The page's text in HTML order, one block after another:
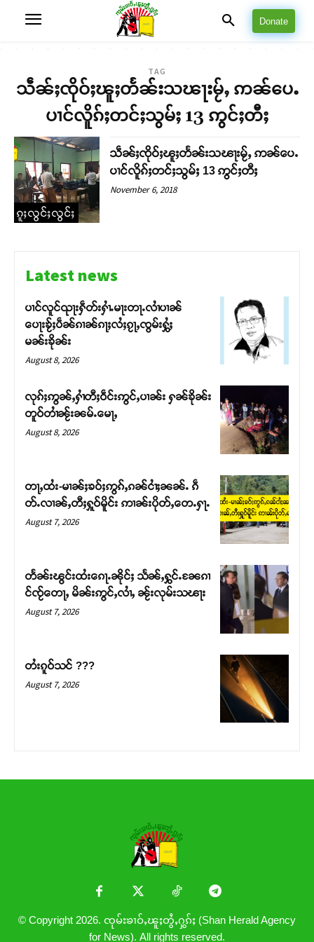
Support SHAN
တ်ႇ တူဝ်ႈလုမ်ႈၾႃႉၼၼ်ႉ ၶဝ်ႈႁူမ်ႈၵမ်ႉထႅမ် ၸုမ်းၶၢ
ဝ်ႇၽူႈတွႆႇႁွၵ်ႈ လႆႈယူႇၶႃႈဢေႃႈ။
Donate
TAG
သဵၼ်ႈၸိုဝ်ႈၽူႈတႅၼ်းသၽႃးမႂ်ႇ ဢၼ်ပေႉ
ပၢင်လိူၵ်ႈတင်ႈသွမ်ႈ 13 ဢွင်ႈတီႈ
ၵူႈလွင်ႈလွင်ႈ
သဵၼ်ႈၸိုဝ်ႈၽူႈတႅၼ်းသၽႃးမႂ်ႇ ဢၼ်ပေႉ
ပၢင်လိူၵ်ႈတင်ႈသွမ်ႈ 13 ဢွင်ႈတီႈ
November 6, 2018
Latest news
ပၢင်လူင်ၺႃးႁဵတ်းႁၢႆႉမႃးတႃႉလၢႆပၢၼ် ​​
ပေႃးၶႂ်ႈပဵၼ်ၵၢၼ်ၵႃႈလႆႈၵႂႃႇၸွမ်းႁွႆႈ
မၼ်းၶိုၼ်း
August 8, 2026
လုၵ်ႈဢွၼ်ႇႁၢႆတီႈဝဵင်းဢွင်ႇပၢၼ်း ႁၼ်ၶိုၼ်း
တူဝ်တၢႆၼႂ်းၼမ်ႉမေႃႇ
August 8, 2026
တႃႇထႆး-မၢၼ်ႈၶဝ်ႈဢွၵ်ႇၵၼ်ငၢႆႈၼၼ်ႉ ၵဵ
တ်ႉလၢၼ်ႇတီႈႁူဝ်မိူင်း ဢၢၼ်းပိုတ်ႇတေႉႁႃႉ
August 7, 2026
တႅၼ်းၽွင်းထႆးၵေႃႉၼိုင်ႈ သႅၼ်ႇႁွင်ႉၼႄၵၢ
င်ၸႂ်တေႃႇ မိၼ်းဢွင်ႇလၢႆႇ ၼႂ်းလုမ်းသၽႃး
August 7, 2026
တႆးၵူဝ်သင် ???
August 7, 2026
© Copyright 2026. ၸုမ်းၶၢဝ်ႇၽူႈတွႆႇႁွၵ်ႈ (Shan Herald Agency
for News). All rights reserved.